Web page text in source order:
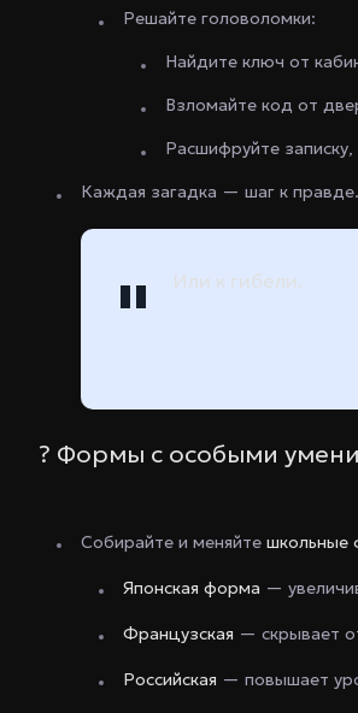
Решайте головоломки:
Найдите ключ от
Взломайте код от
Расшифруйте
Каждая загадка — шаг к правде.
Или к гибели.
? Формы с особыми
Собирайте и меняйте школьные
Японская форма —
Французская — скрывает
Российская — повышает